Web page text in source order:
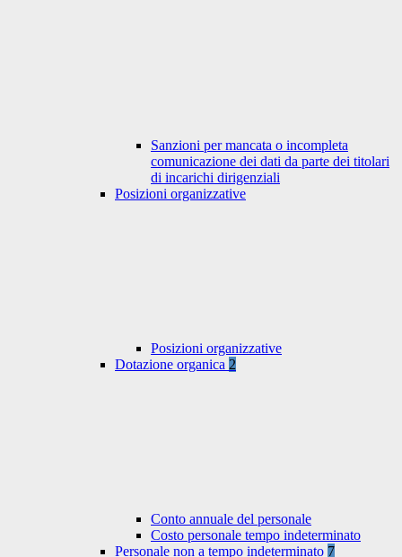
Sanzioni per mancata o incompleta
comunicazione dei dati da parte dei titolari
di incarichi dirigenziali
Posizioni organizzative
Posizioni organizzative
Dotazione organica 2
Conto annuale del personale
Costo personale tempo indeterminato
Personale non a tempo indeterminato 7